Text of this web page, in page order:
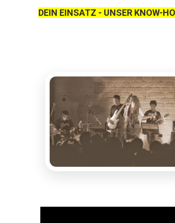
DEIN EINSATZ - UNSER KNOW-